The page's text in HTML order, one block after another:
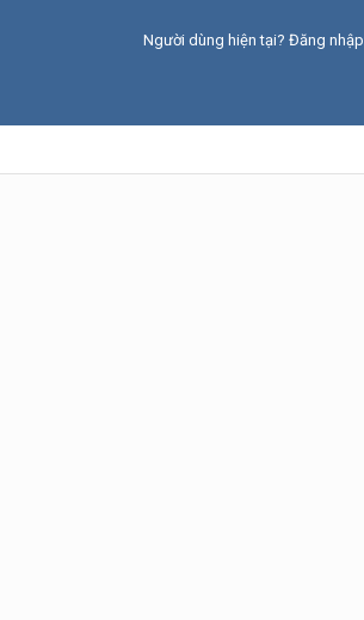
Người dùng hiện tại? Đăng nhập